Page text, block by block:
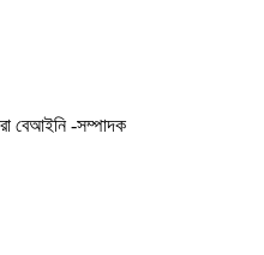
বেআইনি -সম্পাদক